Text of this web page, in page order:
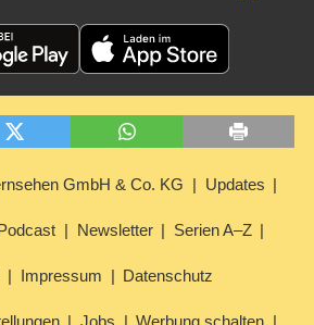
GmbH & Co. KG Updates
Newsletter Serien A–Z
Impressum Datenschutz
Jobs Werbung schalten